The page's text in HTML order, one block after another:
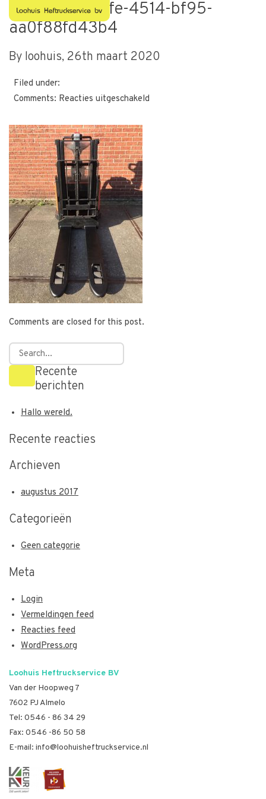
689ebdc4-07fe-4514-bf95-
aa0f88fd43b4
By loohuis, 26th maart 2020
Filed under:
Comments: Reacties uitgeschakeld
Comments are closed for this post.
Recente
berichten
Hallo wereld.
Recente reacties
Archieven
augustus 2017
Categorieën
Geen categorie
Meta
Login
Vermeldingen feed
Reacties feed
WordPress.org
Loohuis Heftruckservice BV
Van der Hoopweg 7
7602 PJ Almelo
Tel: 0546 - 86 34 29
Fax: 0546 -86 50 58
E-mail: info@loohuisheftruckservice.nl